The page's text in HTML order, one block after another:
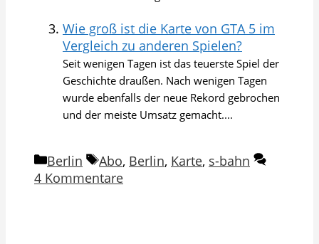
Wie groß ist die Karte von GTA 5 im
Vergleich zu anderen Spielen?
Seit wenigen Tagen ist das teuerste Spiel der
Geschichte draußen. Nach wenigen Tagen
wurde ebenfalls der neue Rekord gebrochen
und der meiste Umsatz gemacht....
Kategorien
Berlin Schlagwörter
Abo, Berlin, Karte, s-bahn
4 Kommentare